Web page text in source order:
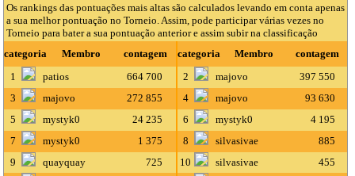
Os rankings das pontuações mais altas são calculados levando em conta apenas
a sua melhor pontuação no Torneio. Assim, pode participar várias vezes no
Torneio para bater a sua pontuação anterior e assim subir na classificação
categoria
Membro contagem categoria Membro
contagem
1
patios 664 700 2 majovo
397 550
3
majovo 272 855 4 majovo
93 630
5
mystyk0 24 235 6 mystyk0
4 195
7
mystyk0 1 375 8 silvasivae
885
9
quayquay 725 10 silvasivae
455